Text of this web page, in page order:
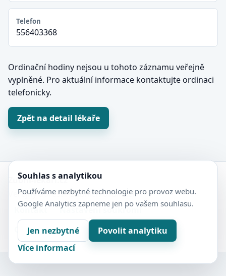
Telefon
556403368
Ordinační hodiny nejsou u tohoto záznamu veřejně
vyplněné. Pro aktuální informace kontaktujte ordinaci
telefonicky.
Zpět na detail lékaře
Zubní-lékaři.cz
Veřejný adresář zubních ordinací.
Kontakt
Nastavení soukromí
Ochrana soukromí
Sitemap
Souhlas s analytikou
Používáme nezbytné technologie pro provoz webu.
Google Analytics zapneme jen po vašem souhlasu.
Jen nezbytné
Povolit analytiku
Více informací